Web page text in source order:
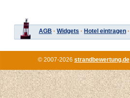
AGB · Widgets · Hotel eintragen ·
© 2007-2026 strandbewertung.de